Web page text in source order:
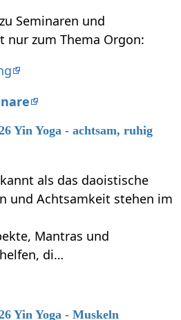
Seminaren und
nur zum Thema Orgon:
Yin Yoga - achtsam, ruhig
als das daoistische
und Achtsamkeit stehen im
Mantras und
di…
Yin Yoga - Muskeln